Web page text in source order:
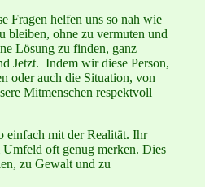
Fragen helfen uns so nah wie
bleiben, ohne zu vermuten und
Lösung zu finden, ganz
Jetzt. Indem wir diese Person,
oder auch die Situation, von
Mitmenschen respektvoll
einfach mit der Realität. Ihr
Umfeld oft genug merken. Dies
zu Gewalt und zu